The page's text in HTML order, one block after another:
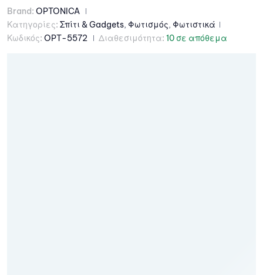
Brand: OPTONICA
Κατηγορίες: Σπίτι & Gadgets, Φωτισμός, Φωτιστικά
Κωδικός: OPT-5572 Διαθεσιμότητα: 10 σε απόθεμα